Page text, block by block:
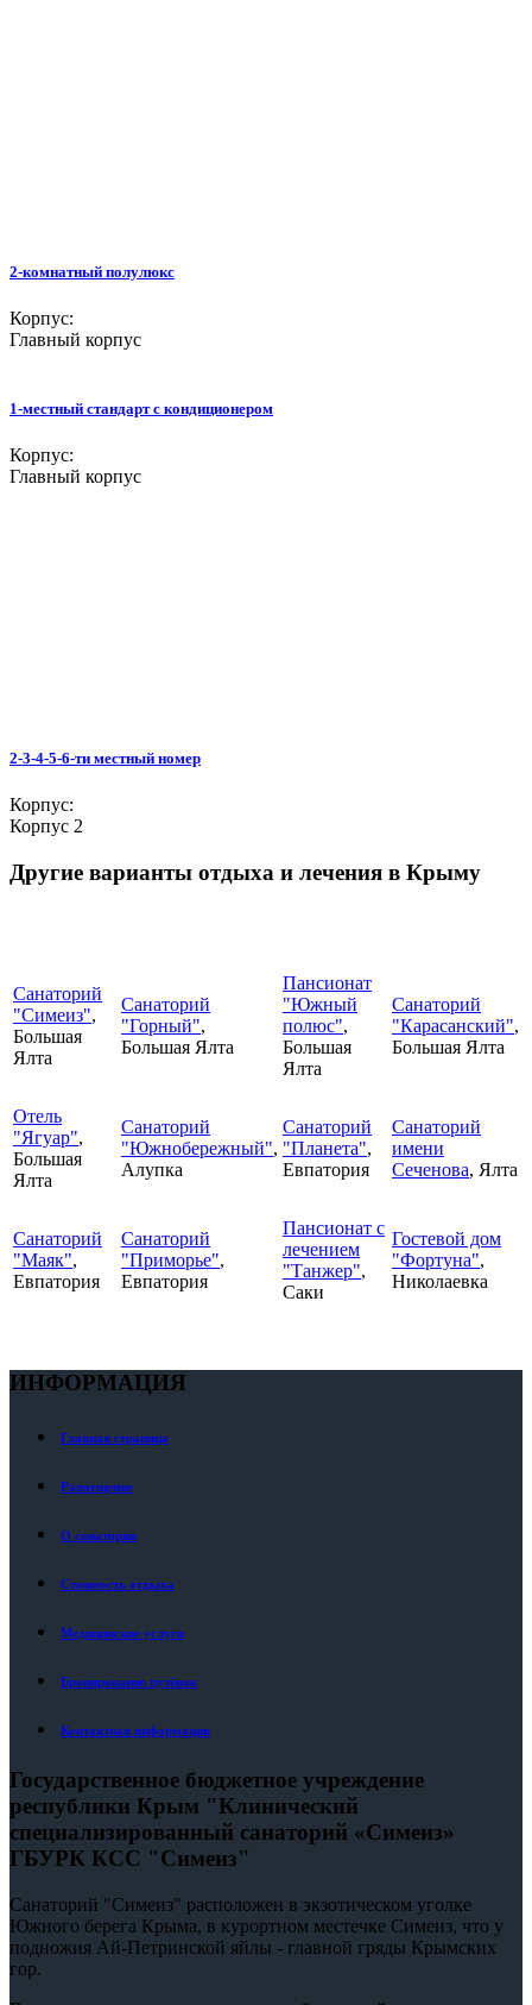
2-комнатный полулюкс
Корпус:
Главный корпус
1-местный стандарт с кондиционером
Корпус:
Главный корпус
2-3-4-5-6-ти местный номер
Корпус:
Корпус 2
Другие варианты отдыха и лечения в Крыму
Санаторий
"Симеиз",
Большая
Ялта
Санаторий
"Горный",
Большая Ялта
Пансионат
"Южный
полюс",
Большая
Ялта
Санаторий
"Карасанский",
Большая Ялта
Отель
"Ягуар",
Большая
Ялта
Санаторий
"Южнобережный",
Алупка
Санаторий
"Планета",
Евпатория
Санаторий
имени
Сеченова, Ялта
Санаторий
"Маяк",
Евпатория
Санаторий
"Приморье",
Евпатория
Пансионат с
лечением
"Танжер",
Саки
Гостевой дом
"Фортуна",
Николаевка
ИНФОРМАЦИЯ
Главная страница
Размещение
О санатории
Стоимость отдыха
Медицинские услуги
Бронирование путёвок
Контактная информация
Государственное бюджетное учреждение
республики Крым "Клинический
специализированный санаторий «Симеиз»
ГБУРК КСС "Симеиз"
Санаторий "Симеиз" расположен в экзотическом уголке
Южного берега Крыма, в курортном местечке Симеиз, что у
подножия Ай-Петринской яйлы - главной гряды Крымских
гор.